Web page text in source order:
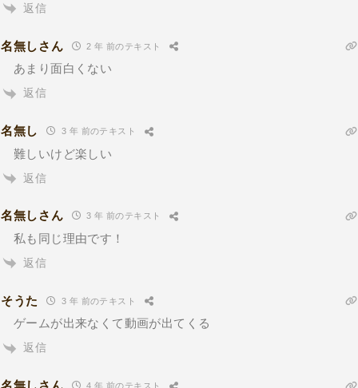
返信
名無しさん 2 年 前のテキスト
あまり面白くない
返信
名無し 3 年 前のテキスト
難しいけど楽しい
返信
名無しさん 3 年 前のテキスト
私も同じ理由です！
返信
そうた 3 年 前のテキスト
ゲームが出来なくて動画が出てくる
返信
名無しさん 4 年 前のテキスト